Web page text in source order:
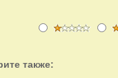
также: